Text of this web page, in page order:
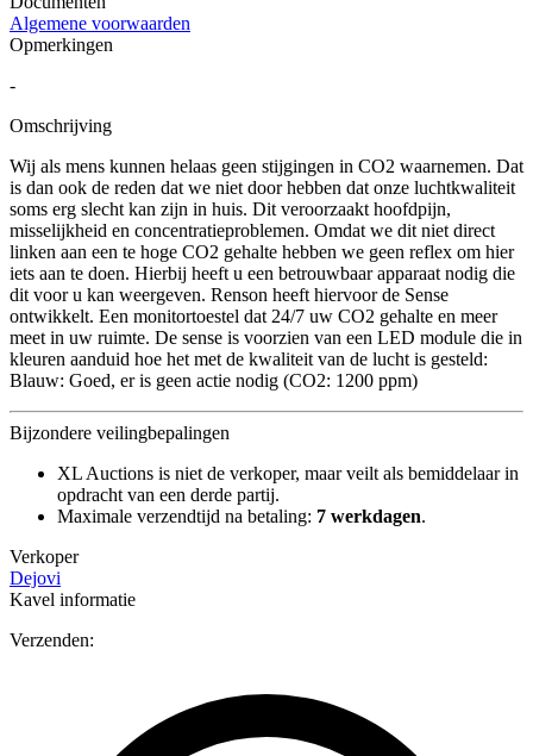
Algemene voorwaarden
Opmerkingen
-
Omschrijving
Wij als mens kunnen helaas geen stijgingen in CO2 waarnemen. Dat
is dan ook de reden dat we niet door hebben dat onze luchtkwaliteit
soms erg slecht kan zijn in huis. Dit veroorzaakt hoofdpijn,
misselijkheid en concentratieproblemen. Omdat we dit niet direct
linken aan een te hoge CO2 gehalte hebben we geen reflex om hier
iets aan te doen. Hierbij heeft u een betrouwbaar apparaat nodig die
dit voor u kan weergeven. Renson heeft hiervoor de Sense
ontwikkelt. Een monitortoestel dat 24/7 uw CO2 gehalte en meer
meet in uw ruimte. De sense is voorzien van een LED module die in
kleuren aanduid hoe het met de kwaliteit van de lucht is gesteld:
Blauw: Goed, er is geen actie nodig (CO2: 1200 ppm)
Bijzondere veilingbepalingen
XL Auctions is niet de verkoper, maar veilt als bemiddelaar in
opdracht van een derde partij.
Maximale verzendtijd na betaling: 7 werkdagen.
Verkoper
Dejovi
Kavel informatie
Verzenden: